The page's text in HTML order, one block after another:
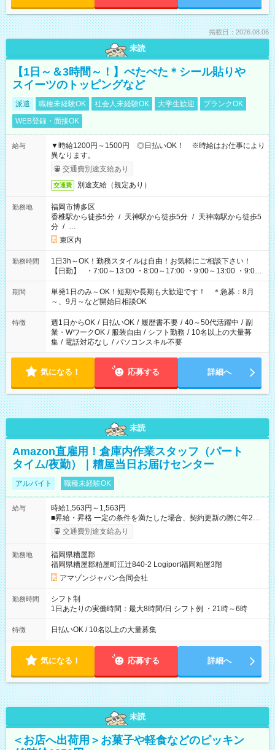
掲載日：2026.08.06
未読
【1日～＆3時間～！】ぺたぺた＊シール貼りや
スイーツのトッピングなど
派遣 職種未経験OK 社会人未経験OK 大学生歓迎
ブランクOK
WEB登録・面接OK
給与
▼時給1200円～1500円 ◎日払いOK！ ※時給はお仕事により
異なります。
交通費別途支給あり
交通費 別途支給（規定あり）
勤務地
福岡市博多区
香椎駅から徒歩5分 / 天神駅から徒歩5分 / 天神南駅から徒歩5
分 / …
東区内
勤務時間
1日3h～OK！勤務スタイルは自由！お気軽にご相談下さい！
【日勤】 ・7:00～13:00 ・8:00～17:00 ・9:00～13:00 ・9:00
～18:00 ・10:00～19:00 ・13:00～18:00 ・15:00～20:00 ・
16:00～19:00 【夜勤】 ・17:00～21:00 ・18:00～23:00 ・
21:00～翌6:00 ・23:00～翌8:00 など（他時間多数あり！）
期間
単発1日のみ～OK！短期や長期も大歓迎です！ ＊急募：8月
～、9月～など開始日相談OK
特徴 週1日からOK / 日払いOK / 履歴書不要 / 40～50代活躍中 / 副
業・WワークOK / 服装自由 / シフト勤務 / 10名以上の大量募
集 / 電話対応なし / パソコンスキル不要
気になる！ 応募する 詳細へ
未読
Amazon直雇用！倉庫内作業スタッフ（パート
タイム/夜勤）｜糟屋当日お届けセンター
アルバイト 職種未経験OK
給与
時給1,563円～1,563円
■昇給・昇格 一定の条件を満たした場合、契約更新の際に年2回
まで昇給の機会があります。 ■正社員登用制度あり ※月末締/翌
月25日支払い ※時間外手当、別途支給 ※深夜割増賃金 (22:00～
☆Amazon直雇用で安定して働けます！ 【試用期間】試用期間
あり 試用期間の長さ：1週間 雇用形態、給与は本採用時と同じ
です。
交通費別途支給あり
勤務地
福岡県糟屋郡
福岡県糟屋郡粕屋町江辻840-2 Logiport福岡粕屋3階
アマゾンジャパン合同会社
勤務時間
シフト制
1日あたりの実働時間：最大8時間/日 シフト例 ・21時～6時
特徴 日払いOK / 10名以上の大量募集
気になる！ 応募する 詳細へ
未読
＜お店へ出荷用＞お菓子や軽食などのピッキン